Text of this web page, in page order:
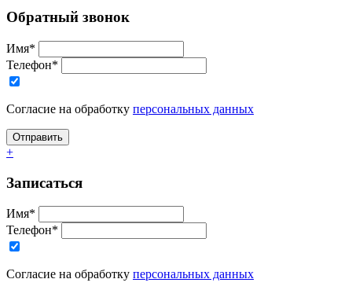
Обратный звонок
Имя*
Телефон*
Согласие на обработку персональных данных
+
Записаться
Имя*
Телефон*
Согласие на обработку персональных данных